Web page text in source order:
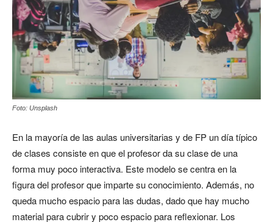
Foto: Unsplash
En la mayoría de las aulas universitarias y de FP un día típico
de clases consiste en que el profesor da su clase de una
forma muy poco interactiva. Este modelo se centra en la
figura del profesor que imparte su conocimiento. Además, no
queda mucho espacio para las dudas, dado que hay mucho
material para cubrir y poco espacio para reflexionar. Los